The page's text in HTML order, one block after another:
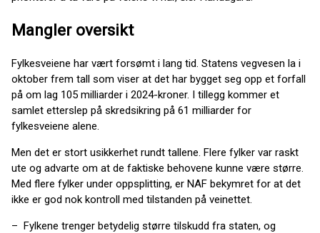
Mangler oversikt
Fylkesveiene har vært forsømt i lang tid. Statens vegvesen la i
oktober frem tall som viser at det har bygget seg opp et forfall
på om lag 105 milliarder i 2024-kroner. I tillegg kommer et
samlet etterslep på skredsikring på 61 milliarder for
fylkesveiene alene.
Men det er stort usikkerhet rundt tallene. Flere fylker var raskt
ute og advarte om at de faktiske behovene kunne være større.
Med flere fylker under oppsplitting, er NAF bekymret for at det
ikke er god nok kontroll med tilstanden på veinettet.
– Fylkene trenger betydelig større tilskudd fra staten, og